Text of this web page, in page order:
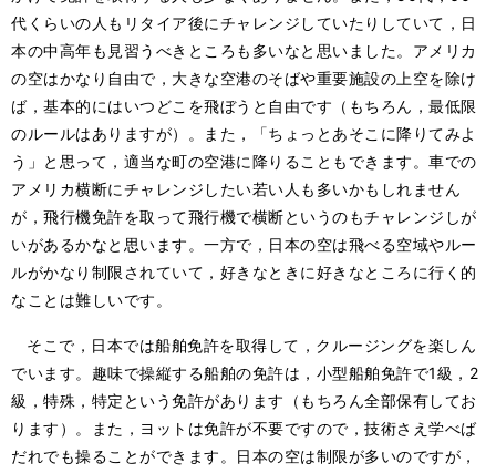
代くらいの人もリタイア後にチャレンジしていたりしていて，日
本の中高年も見習うべきところも多いなと思いました。アメリカ
の空はかなり自由で，大きな空港のそばや重要施設の上空を除け
ば，基本的にはいつどこを飛ぼうと自由です（もちろん，最低限
のルールはありますが）。また，「ちょっとあそこに降りてみよ
う」と思って，適当な町の空港に降りることもできます。車での
アメリカ横断にチャレンジしたい若い人も多いかもしれません
が，飛行機免許を取って飛行機で横断というのもチャレンジしが
いがあるかなと思います。一方で，日本の空は飛べる空域やルー
ルがかなり制限されていて，好きなときに好きなところに行く的
なことは難しいです。
そこで，日本では船舶免許を取得して，クルージングを楽しん
でいます。趣味で操縦する船舶の免許は，小型船舶免許で1級，2
級，特殊，特定という免許があります（もちろん全部保有してお
ります）。また，ヨットは免許が不要ですので，技術さえ学べば
だれでも操ることができます。日本の空は制限が多いのですが，